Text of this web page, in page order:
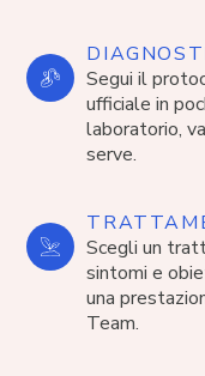
Segui il
ufficiale in
laboratorio,
serve.
Scegli un
sintomi e
una
Team.